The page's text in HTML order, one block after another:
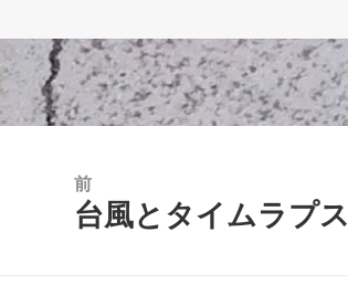
日:
者
前
前
台風とタイムラプス